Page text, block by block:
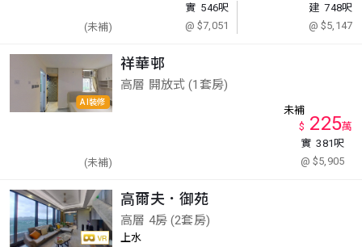
(未補)
實 546呎
@ $7,051
建 748呎
@ $5,147
AI裝修
(未補)
祥華邨
高層 開放式 (1套房)
實 381呎
@ $5,905
未補
$ 225萬
高爾夫．御苑
高層 4房 (2套房)
上水